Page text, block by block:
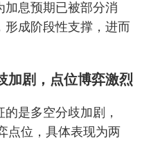
加息预期已被部分消
形成阶段性支撑，进而
加剧，点位博弈激烈
是多空分歧加剧，
点位，具体表现为两